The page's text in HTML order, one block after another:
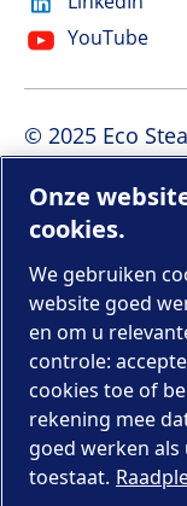
YouTube
© 2025 Eco
Cookie-
Juridische en
Wij maken deel
Onze
cookies.
We gebruiken
website goed
en om u
controle:
cookies toe of
rekening mee
goed werken als
toestaat.